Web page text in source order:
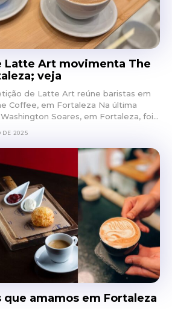
Latte Art movimenta The
veja
em Fortaleza Na última
Soares, em Fortaleza, foi...
DE 2025
amamos em Fortaleza